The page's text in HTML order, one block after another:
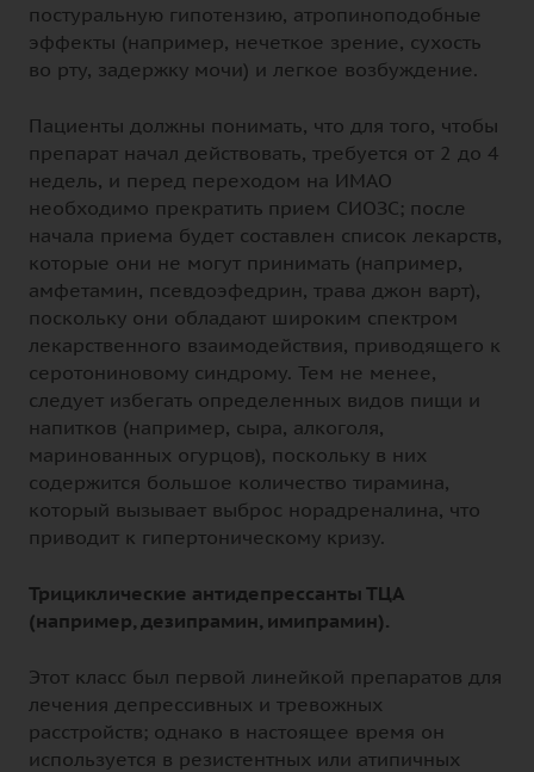
постуральную гипотензию, атропиноподобные
эффекты (например, нечеткое зрение, сухость
во рту, задержку мочи) и легкое возбуждение.
Пациенты должны понимать, что для того, чтобы
препарат начал действовать, требуется от 2 до 4
недель, и перед переходом на ИМАО
необходимо прекратить прием СИОЗС; после
начала приема будет составлен список лекарств,
которые они не могут принимать (например,
амфетамин, псевдоэфедрин, трава джон варт),
поскольку они обладают широким спектром
лекарственного взаимодействия, приводящего к
серотониновому синдрому. Тем не менее,
следует избегать определенных видов пищи и
напитков (например, сыра, алкоголя,
маринованных огурцов), поскольку в них
содержится большое количество тирамина,
который вызывает выброс норадреналина, что
приводит к гипертоническому кризу.
Трициклические антидепрессанты ТЦА
(например, дезипрамин, имипрамин).
Этот класс был первой линейкой препаратов для
лечения депрессивных и тревожных
расстройств; однако в настоящее время он
используется в резистентных или атипичных